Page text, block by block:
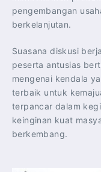
pengembangan
berkelanjutan.
Suasana diskusi
peserta antusias
mengenai kendala
terbaik untuk
terpancar dalam
keinginan kuat
berkembang.